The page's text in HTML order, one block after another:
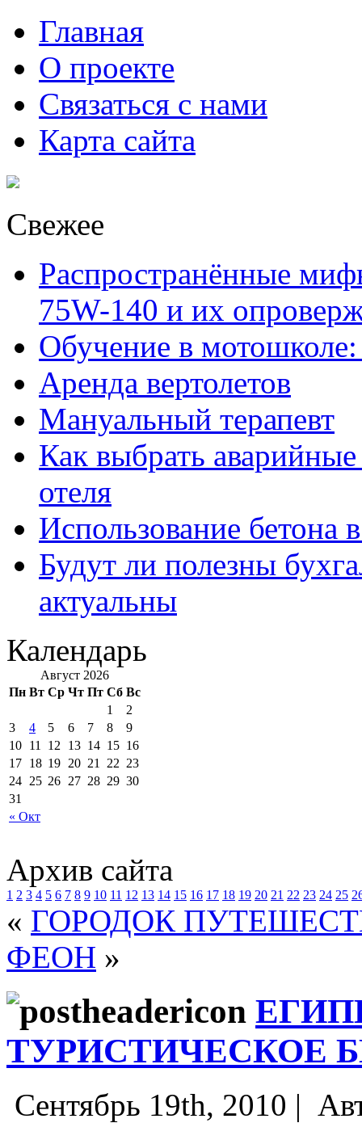
Главная
О проекте
Связаться с нами
Карта сайта
Свежее
Распространённые
75W-140 и их
Обучение в
Аренда вертолетов
Мануальный терапевт
Как выбрать
отеля
Использование бетона
Будут ли полезны
актуальны
Календарь
Август 2026
Пн Вт Ср Чт Пт Сб Вс
« Окт
1
2
3
4 5 6 7 8
9
10 11 12 13 14 15 16
17 18 19 20 21 22 23
24 25 26 27 28 29 30
31
Архив сайта
1 2 3 4 5 6 7 8 9 10 11 12 13 14 15 16 17 18 19 20 21 22 23 24 25
« ГОРОДОК
ФЕОН »
ТУРИСТИЧЕСКОЕ
Сентябрь 19th, 2010 |